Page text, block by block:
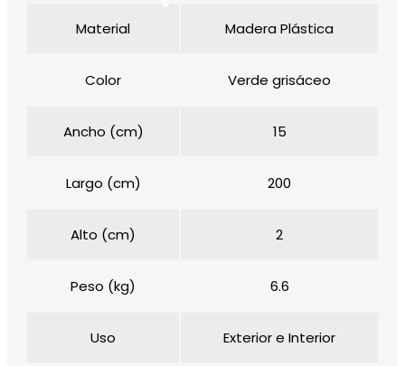
Material Madera Plástica
Color Verde grisáceo
Ancho (cm) 15
Largo (cm) 200
Alto (cm) 2
Peso (kg) 6.6
Uso Exterior e Interior